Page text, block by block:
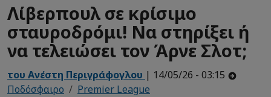
Λίβερπουλ σε κρίσιμο
σταυροδρόμι! Να στηρίξει ή
να τελειώσει τον Άρνε Σλοτ;
του Ανέστη Περιγράφογλου | 14/05/26 - 03:15
Ποδόσφαιρο
Premier League